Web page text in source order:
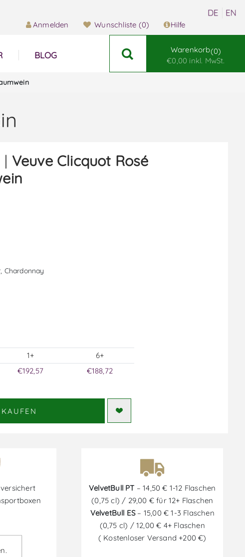
Anmelden Wunschliste (0) Hilfe
BLOG
Warenkorb 0
€0,00 inkl. MwSt.
Veuve Clicquot Rosé
Chardonnay
1+
6+
€192,57 €188,72
KAUFEN
VelvetBull PT – 14,50 € 1-12 Flaschen
(0,75 cl) / 29,00 € für 12+ Flaschen
VelvetBull ES– 15,00 € 1-3 Flaschen
(0,75 cl) / 12,00 € 4+ Flaschen
( Kostenloser Versand +200 €)